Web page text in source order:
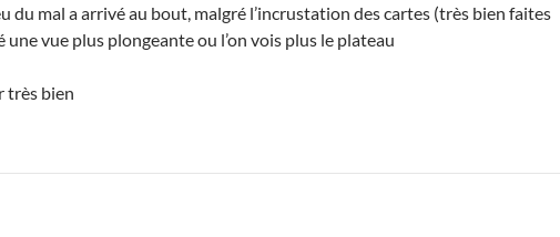
du mal a arrivé au bout, malgré l’incrustation des cartes (très bien faites
une vue plus plongeante ou l’on vois plus le plateau
très bien